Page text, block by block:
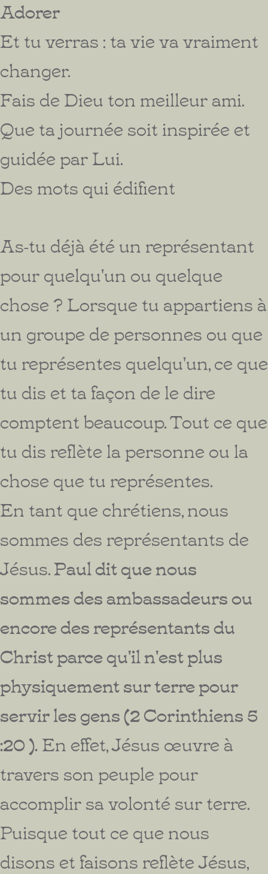
Adorer
Et tu verras : ta vie va vraiment
changer.
Fais de Dieu ton meilleur ami.
Que ta journée soit inspirée et
guidée par Lui.
Des mots qui édifient
As-tu déjà été un représentant
pour quelqu'un ou quelque
chose ? Lorsque tu appartiens à
un groupe de personnes ou que
tu représentes quelqu'un, ce que
tu dis et ta façon de le dire
comptent beaucoup. Tout ce que
tu dis reflète la personne ou la
chose que tu représentes.
En tant que chrétiens, nous
sommes des représentants de
Jésus.Paul dit que nous
sommes des ambassadeurs ou
encore des représentants du
Christ parce qu'il n'est plus
physiquement sur terre pour
servir les gens (2 Corinthiens 5
:20 ).En effet, Jésus œuvre à
travers son peuple pour
accomplir sa volonté sur terre.
Puisque tout ce que nous
disons et faisons reflète Jésus,